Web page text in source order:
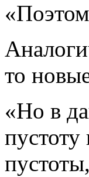
то
«Но в
пустоту